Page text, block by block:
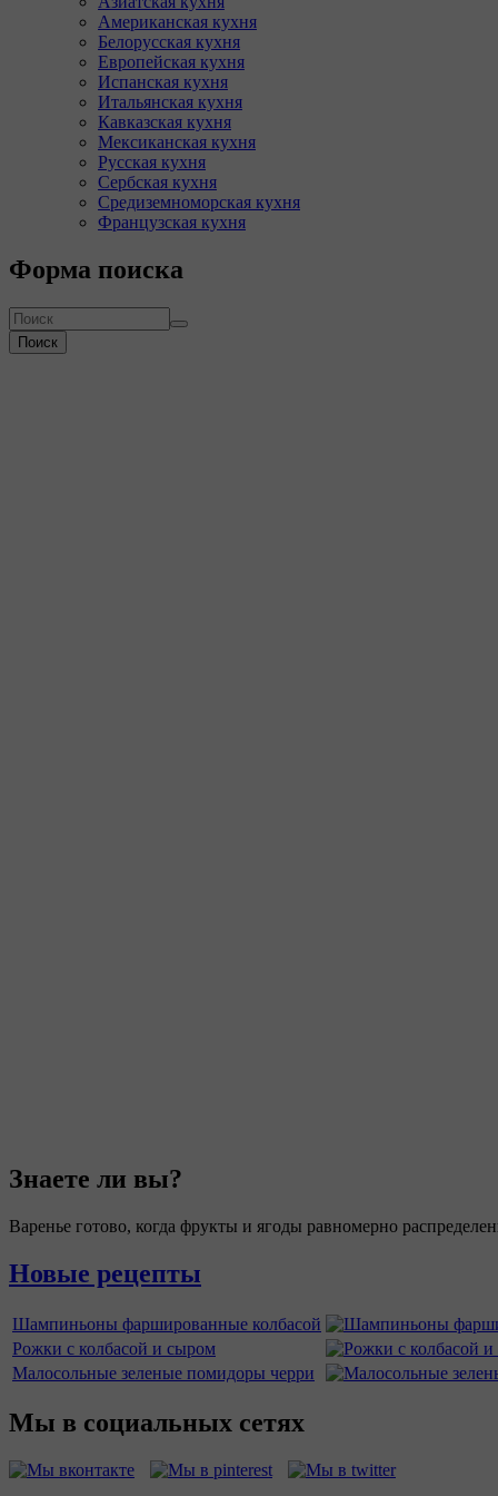
Американская кухня
Белорусская кухня
Европейская кухня
Испанская кухня
Итальянская кухня
Кавказская кухня
Мексиканская кухня
Русская кухня
Сербская кухня
Средиземноморская кухня
Французская кухня
Форма поиска
Поиск
Знаете ли вы?
Варенье готово, когда фрукты и ягоды равномерно
Новые рецепты
Шампиньоны фаршированные колбасой
Рожки с колбасой и сыром
Малосольные зеленые помидоры черри
Мы в социальных сетях